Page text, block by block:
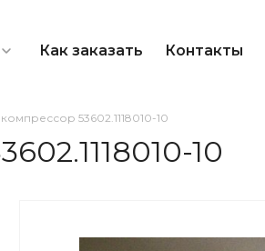
Как заказать Контакты
53602.1118010-10
10